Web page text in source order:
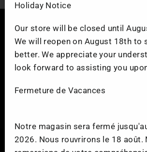
Nous utilisons des technologies sur notre site, telles
personnaliser le contenu et les publicités, pour
VENTE ET SERVICE
ATELIER
Holiday Notice
Our store will be closed until
We will reopen on August 18th to
better. We appreciate your
look forward to assisting you
Fermeture de Vacances
Notre magasin sera fermé
2026. Nous rouvrirons le 18 août.